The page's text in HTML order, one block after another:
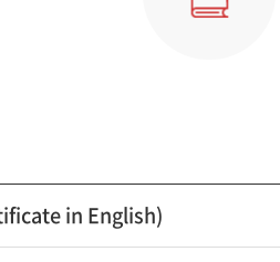
in English)